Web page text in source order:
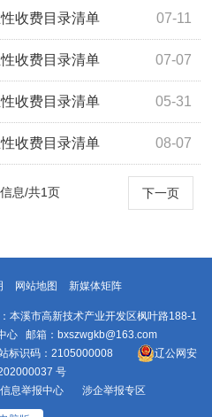
07-11
收费目录清单
07-07
收费目录清单
05-31
收费目录清单
08-07
收费目录清单
下一页
息/共1页
网站地图 新媒体矩阵
本溪市高新技术产业开发区枫叶路188-1
心 邮箱：bxszwgkb@163.com
识码：2105000008
辽公网安
号
息举报中心
涉企举报专区